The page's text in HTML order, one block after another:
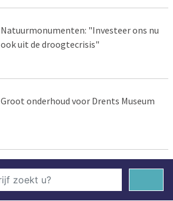
Natuurmonumenten: "Investeer ons nu
ook uit de droogtecrisis"
Groot onderhoud voor Drents Museum